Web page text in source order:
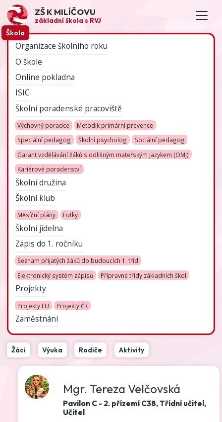
ZŠ K MILÍČOVU
základní škola s RVJ
Škola
Organizace školního roku
O škole
Online pokladna
ISIC
Školní poradenské pracoviště
Výchovný poradce
Metodik primární prevence
Speciální pedagog
Školní psycholog
Sociální pedagog
Garant vzdělávání žáků s odlišným mateřským jazykem (OMJ)
Kariérové poradenství
Školní družina
Školní klub
Měsíční plány Fotky
Školní jídelna
Zápis do 1. ročníku
Seznam přijatých žáků do budoucích 1. tříd
Elektronický systém zápisů
Přípravné třídy základních škol
Projekty
Projekty EU Projekty ČR
Zaměstnání
Žáci Výuka Rodiče Aktivity
Mgr. Tereza Velčovská
Pavilon C - 2. přízemí C38, Třídní učitel,
Učitel